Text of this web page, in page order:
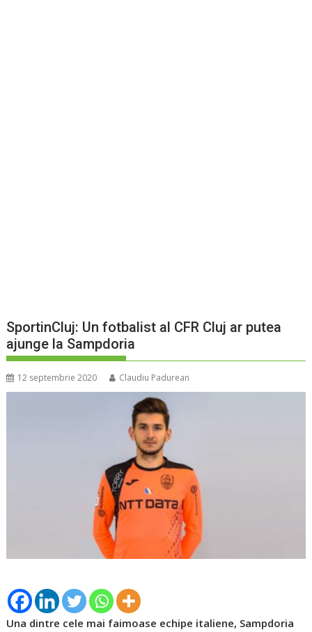
SportinCluj: Un fotbalist al CFR Cluj ar putea
ajunge la Sampdoria
12 septembrie 2020 Claudiu Padurean
Una dintre cele mai faimoase echipe italiene, Sampdoria